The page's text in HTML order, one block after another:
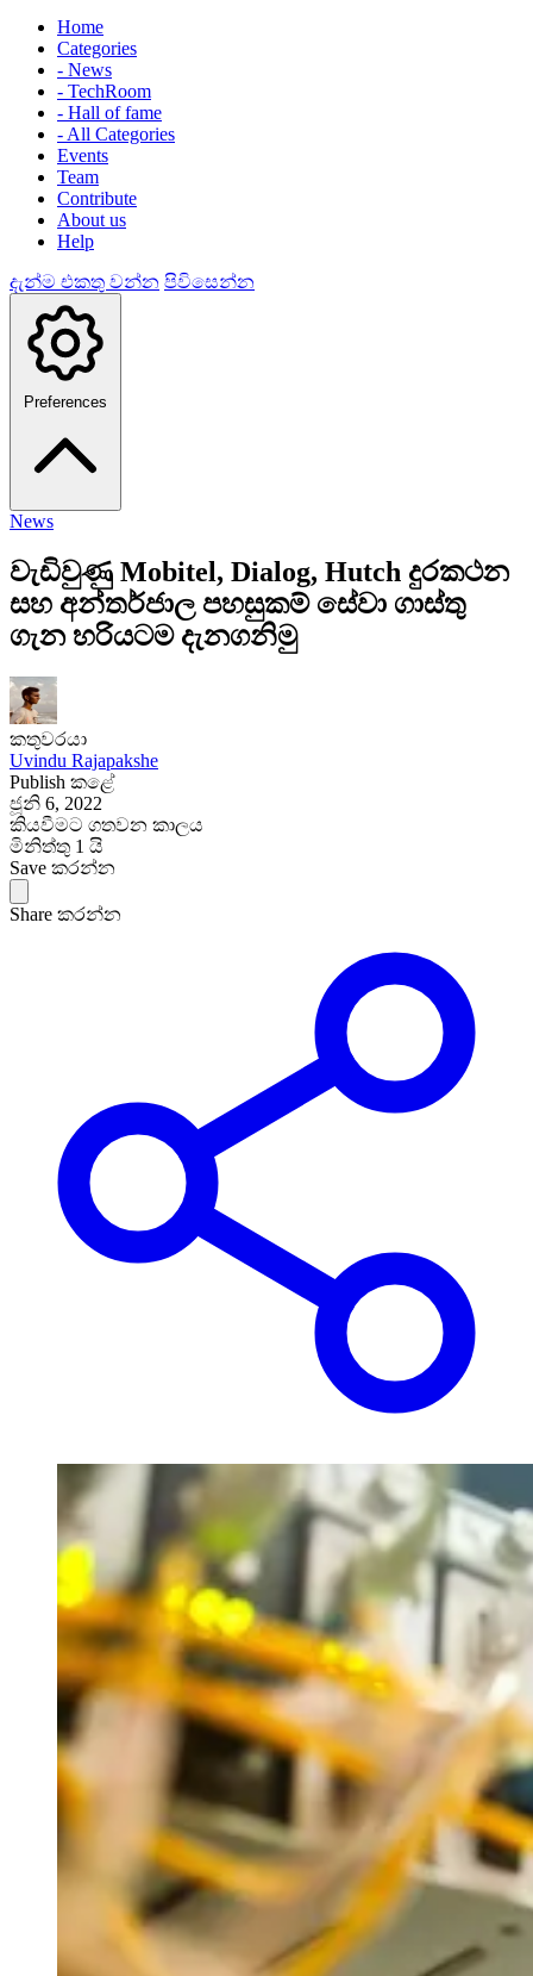
Home
Categories
- News
- TechRoom
- Hall of fame
- All Categories
Events
Team
Contribute
About us
Help
දැන්ම එකතු වන්න පිවිසෙන්න
Preferences
News
වැඩිවුණු Mobitel, Dialog, Hutch දුරකථන
සහ අන්තර්ජාල පහසුකම් සේවා ගාස්තු
ගැන හරියටම දැනගනිමු
කතුවරයා
Uvindu Rajapakshe
Publish කළේ
ජූනි 6, 2022
කියවීමට ගතවන කාලය
මිනිත්තු 1 යි
Save කරන්න
Share කරන්න